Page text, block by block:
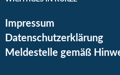
Impressum
Datenschutzerklärung
Meldestelle gemäß